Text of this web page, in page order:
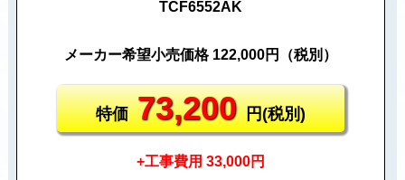
TCF6552AK
メーカー希望小売価格 122,000円（税別）
特価73,200円(税別)
+工事費用 33,000円